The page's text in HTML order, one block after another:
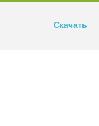
Скачать